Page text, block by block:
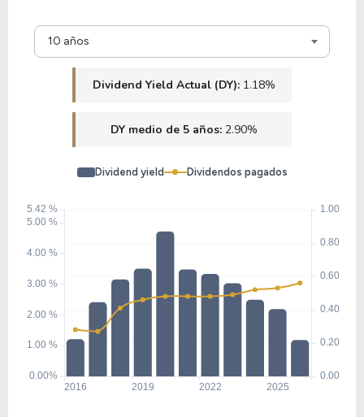
10 años
Dividend Yield Actual (DY): 1.18%
DY medio de 5 años: 2.90%
Dividend yield Dividendos pagados